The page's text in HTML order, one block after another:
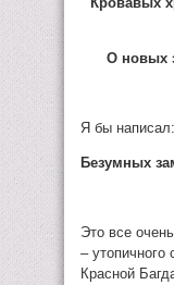
О новых
Я бы написал:
Безумных
Это все
– утопичного
Красной